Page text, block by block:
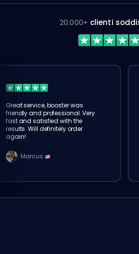
20.000+ clienti
Great service, booster was
friendly and professional. Very
fast and satisfied with the
results. Will definitely order
again!
Marcus